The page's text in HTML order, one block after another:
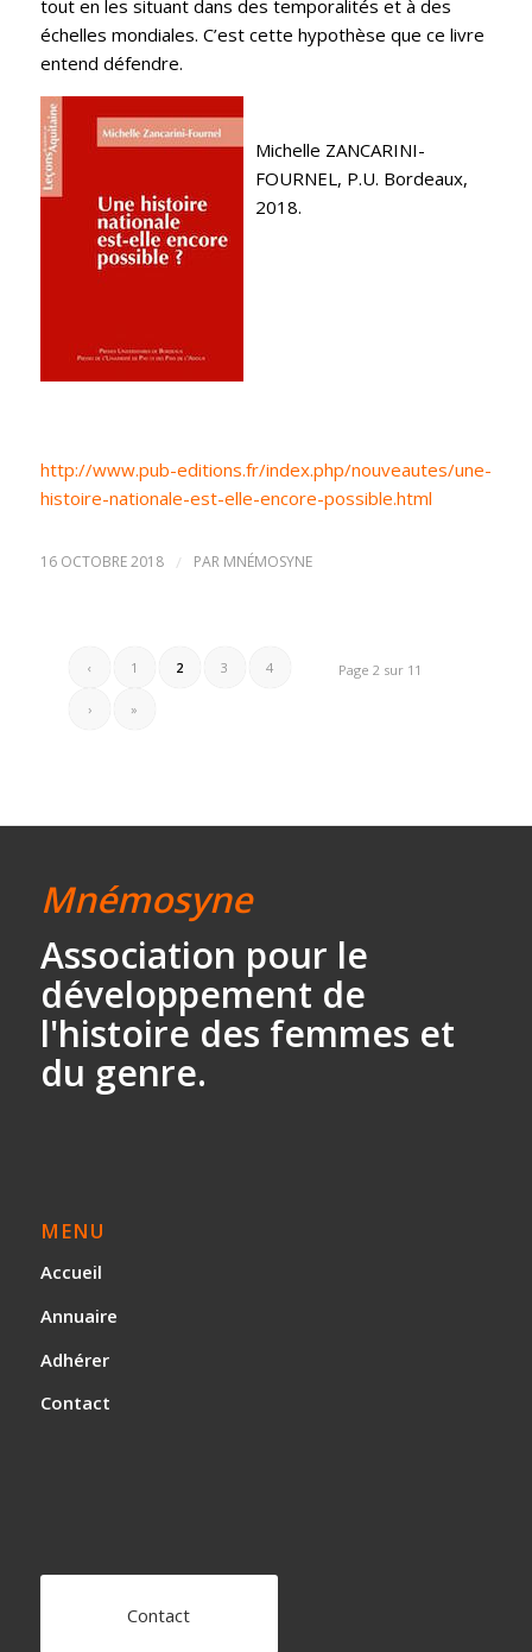
tout en les situant dans des temporalités et à des
échelles mondiales. C’est cette hypothèse que ce livre
entend défendre.
Michelle ZANCARINI-
FOURNEL, P.U. Bordeaux,
2018.
http://www.pub-editions.fr/index.php/nouveautes/une-
histoire-nationale-est-elle-encore-possible.html
16 OCTOBRE 2018 / PAR MNÉMOSYNE
Page 2 sur 11
‹ 1 2 3 4
› »
Mnémosyne
Association pour le
développement de
l'histoire des femmes et
du genre.
MENU
Accueil
Annuaire
Adhérer
Contact
Contact